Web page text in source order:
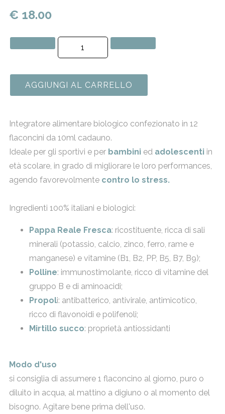
€ 18.00
AGGIUNGI AL CARRELLO
Integratore alimentare biologico confezionato in 12
flaconcini da 10ml cadauno.
Ideale per gli sportivi e per bambiniedadolescentiin
età scolare, in grado di migliorare le loro performances,
agendo favorevolmente contro lo stress.
Ingredienti 100% italiani e biologici:
Pappa Reale Fresca: ricostituente, ricca di sali
minerali (potassio, calcio, zinco, ferro, rame e
manganese) e vitamine (B1, B2, PP, B5, B7, B9);
Polline: immunostimolante, ricco di vitamine del
gruppo B e di aminoacidi;
Propoli: antibatterico, antivirale, antimicotico,
ricco di flavonoidi e polifenoli;
Mirtillo succo: proprietà antiossidanti
Modo d'uso
si consiglia di assumere 1 flaconcino al giorno, puro o
diluito in acqua, al mattino a digiuno o al momento del
bisogno. Agitare bene prima dell'uso.